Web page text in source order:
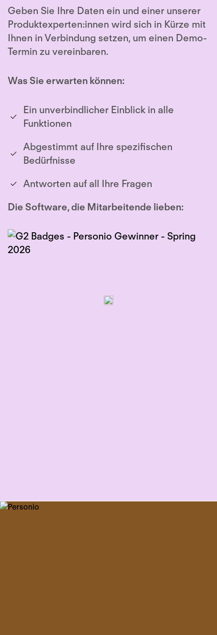
Geben Sie Ihre Daten ein und einer unserer
Produktexperten:innen wird sich in Kürze mit
Ihnen in Verbindung setzen, um einen Demo-
Termin zu vereinbaren.
Was Sie erwarten können:
Ein unverbindlicher Einblick in alle
Funktionen
Abgestimmt auf Ihre spezifischen
Bedürfnisse
Antworten auf all Ihre Fragen
Die Software, die Mitarbeitende lieben: